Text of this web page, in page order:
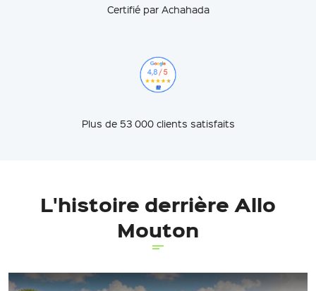
Certifié par Achahada
Plus de 53 000 clients satisfaits
L'histoire derrière Allo
Mouton